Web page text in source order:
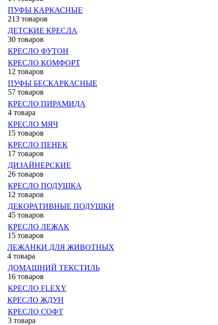
ПУФЫ КАРКАСНЫЕ
213 товаров
ДЕТСКИЕ КРЕСЛА
30 товаров
КРЕСЛО ФУТОН
КРЕСЛО КОМФОРТ
12 товаров
ПУФЫ БЕСКАРКАСНЫЕ
57 товаров
КРЕСЛО ПИРАМИДА
4 товара
КРЕСЛО МЯЧ
15 товаров
КРЕСЛО ПЕНЕК
17 товаров
ДИЗАЙНЕРСКИЕ
26 товаров
КРЕСЛО ПОДУШКА
12 товаров
ДЕКОРАТИВНЫЕ ПОДУШКИ
45 товаров
КРЕСЛО ЛЕЖАК
15 товаров
ЛЕЖАНКИ ДЛЯ ЖИВОТНЫХ
4 товара
ДОМАШНИЙ ТЕКСТИЛЬ
16 товаров
КРЕСЛО FLEXY
КРЕСЛО ЖДУН
КРЕСЛО СОФТ
3 товара